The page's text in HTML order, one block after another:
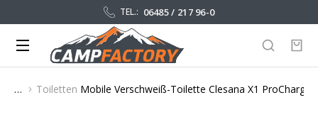
TEL.: 06485 / 217 96-0
Sie befinden sich hier:
Toiletten Mobile Verschweiß-Toilette Clesana X1 ProCharge